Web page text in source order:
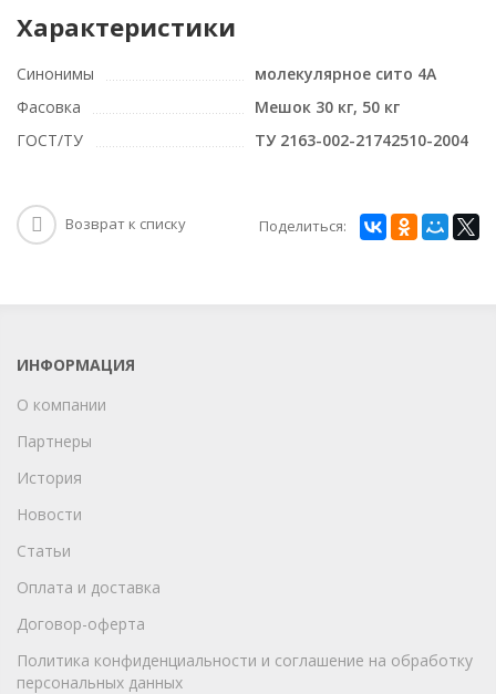
Характеристики
Синонимы
молекулярное сито 4А
Фасовка
Мешок 30 кг, 50 кг
ГОСТ/ТУ
ТУ 2163-002-21742510-2004
Возврат к списку Поделиться:
ИНФОРМАЦИЯ
О компании
Партнеры
История
Новости
Статьи
Оплата и доставка
Договор-оферта
Политика конфиденциальности и соглашение на обработку
персональных данных